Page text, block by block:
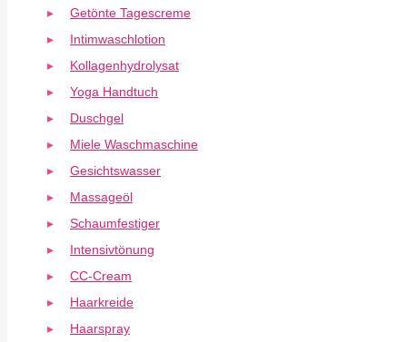
Getönte Tagescreme
Intimwaschlotion
Kollagenhydrolysat
Yoga Handtuch
Duschgel
Miele Waschmaschine
Gesichtswasser
Massageöl
Schaumfestiger
Intensivtönung
CC-Cream
Haarkreide
Haarspray